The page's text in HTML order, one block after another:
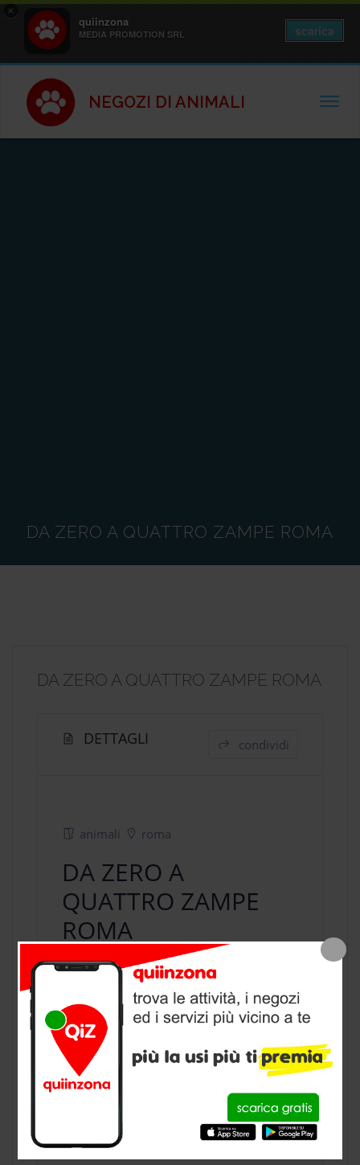
×
quiinzona
MEDIA PROMOTION SRL scarica
NEGOZI DI ANIMALI
DA ZERO A QUATTRO ZAMPE ROMA
DA ZERO A QUATTRO ZAMPE ROMA
DETTAGLI condividi
animali roma
DA ZERO A
QUATTRO ZAMPE
ROMA
negozio animalia Roma, provincia di
Roma
CONTATTI